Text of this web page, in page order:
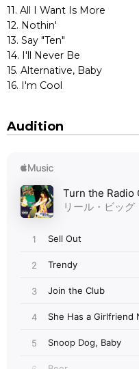
11. All I Want Is More
12. Nothin'
13. Say "Ten"
14. I'll Never Be
15. Alternative, Baby
16. I'm Cool
Audition